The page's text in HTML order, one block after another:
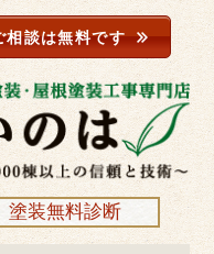
相談は無料です
塗装無料診断